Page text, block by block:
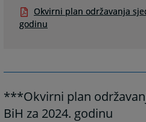
Okvirni plan održavanja
godinu
***Okvirni plan
BiH za 2024. godinu